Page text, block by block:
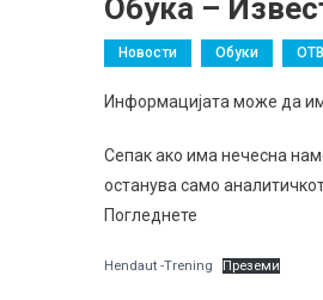
Обука –
Новости Обуки ОТВ
Информацијата може да
Сепак ако има нечесна
останува само
Погледнете
Hendaut -Trening Преземи